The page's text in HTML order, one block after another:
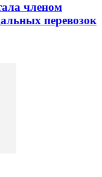
членом
перевозок